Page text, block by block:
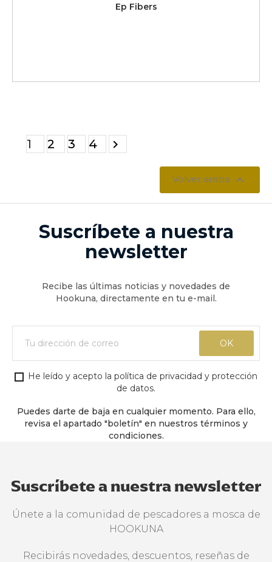
Ep Fibers
1 2 3 4 
Volver arriba 
Suscríbete a nuestra
newsletter
Recibe las últimas noticias y novedades de
Hookuna, directamente en tu e-mail.
He leído y acepto la política de privacidad y protección
de datos.
Puedes darte de baja en cualquier momento. Para ello,
revisa el apartado "boletín" en nuestros términos y
condiciones.
Suscríbete a nuestra newsletter
Únete a la comunidad de pescadores a mosca de
HOOKUNA
Recibirás novedades, descuentos, reseñas de